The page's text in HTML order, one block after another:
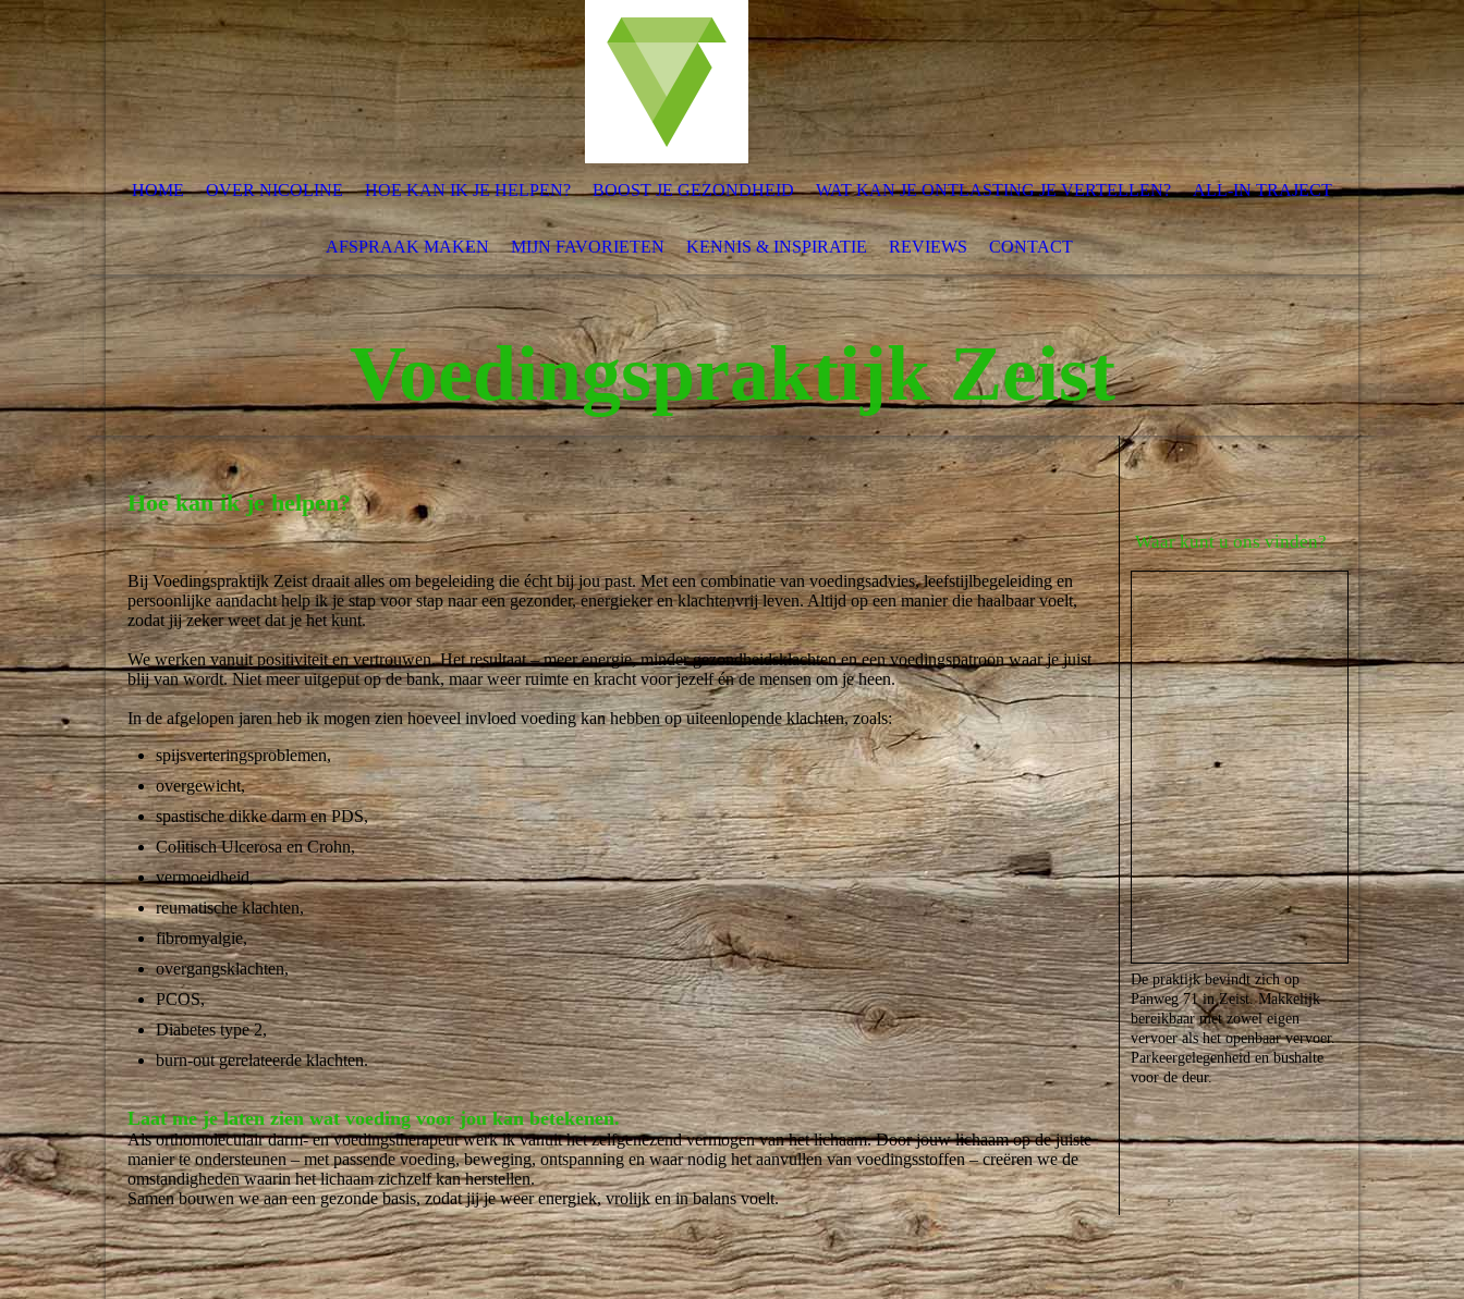
HOME OVER NICOLINE HOE KAN IK JE HELPEN? BOOST JE GEZONDHEID WAT KAN JE ONTLASTING JE VERTELLEN? ALL-IN TRAJECT
AFSPRAAK MAKEN MIJN FAVORIETEN KENNIS & INSPIRATIE REVIEWS CONTACT
Voedingspraktijk Zeist
Hoe kan ik je helpen?
Bij Voedingspraktijk Zeist draait alles om begeleiding die écht bij jou past. Met een combinatie van voedingsadvies, leefstijlbegeleiding en
persoonlijke aandacht help ik je stap voor stap naar een gezonder, energieker en klachtenvrij leven. Altijd op een manier die haalbaar voelt,
zodat jij zeker weet dat je het kunt.
We werken vanuit positiviteit en vertrouwen. Het resultaat – meer energie, minder gezondheidsklachten en een voedingspatroon waar je juist
blij van wordt. Niet meer uitgeput op de bank, maar weer ruimte en kracht voor jezelf én de mensen om je heen.
Inde afgelopen jaren heb ik mogen zien hoeveel invloed voeding kan hebben op uiteenlopende klachten, zoals:
spijsverteringsproblemen,
overgewicht,
spastische dikke darm en PDS,
Colitisch Ulcerosa en Crohn,
vermoeidheid,
reumatische klachten,
fibromyalgie,
overgangsklachten,
PCOS,
Diabetes type 2,
burn-out gerelateerde klachten.
Laat me je laten zien wat voeding voor jou kan betekenen.
Als orthomoleculair darm- en voedingstherapeut werk ik vanuit het zelfgenezend vermogen van het lichaam. Door jouw lichaam op de juiste
manier te ondersteunen – met passende voeding, beweging, ontspanning en waar nodig het aanvullen van voedingsstoffen – creëren we de
omstandigheden waarin het lichaam zichzelf kan herstellen.
Samen bouwen we aan een gezonde basis, zodat jij je weer energiek, vrolijk en in balans voelt.
Waar kunt u ons vinden?
De praktijk bevindt zich op
Panweg 71 in Zeist. Makkelijk
bereikbaar met zowel eigen
vervoer als het openbaar vervoer.
Parkeergelegenheid en bushalte
voor de deur.